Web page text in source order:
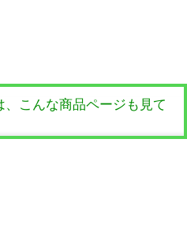
こんな商品ページも見て